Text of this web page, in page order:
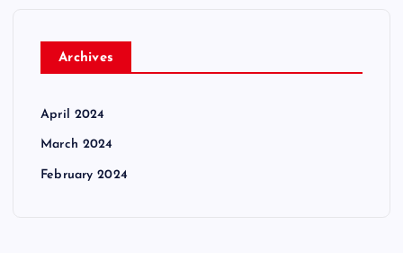
Archives
April 2024
March 2024
February 2024